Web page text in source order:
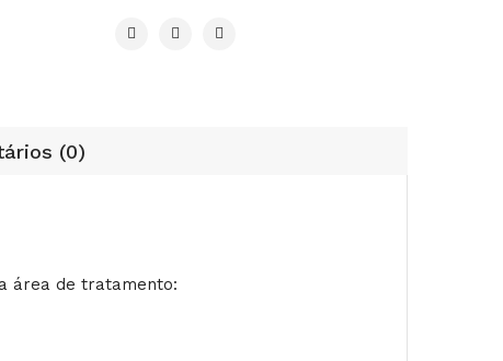
(0)
área de tratamento: